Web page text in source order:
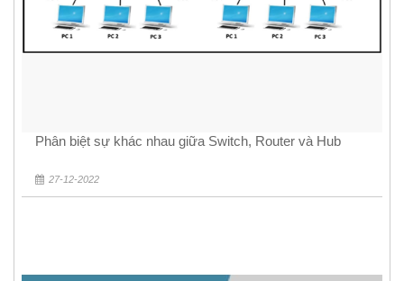
Phân biệt sự khác nhau giữa Switch, Router và Hub
27-12-2022